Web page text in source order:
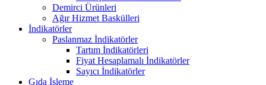
Demirci Ürünleri
Ağır Hizmet Baskülleri
İndikatörler
Paslanmaz İndikatörler
Tartım İndikatörleri
Fiyat Hesaplamalı İndikatörler
Sayıcı İndikatörler
Gıda İşleme